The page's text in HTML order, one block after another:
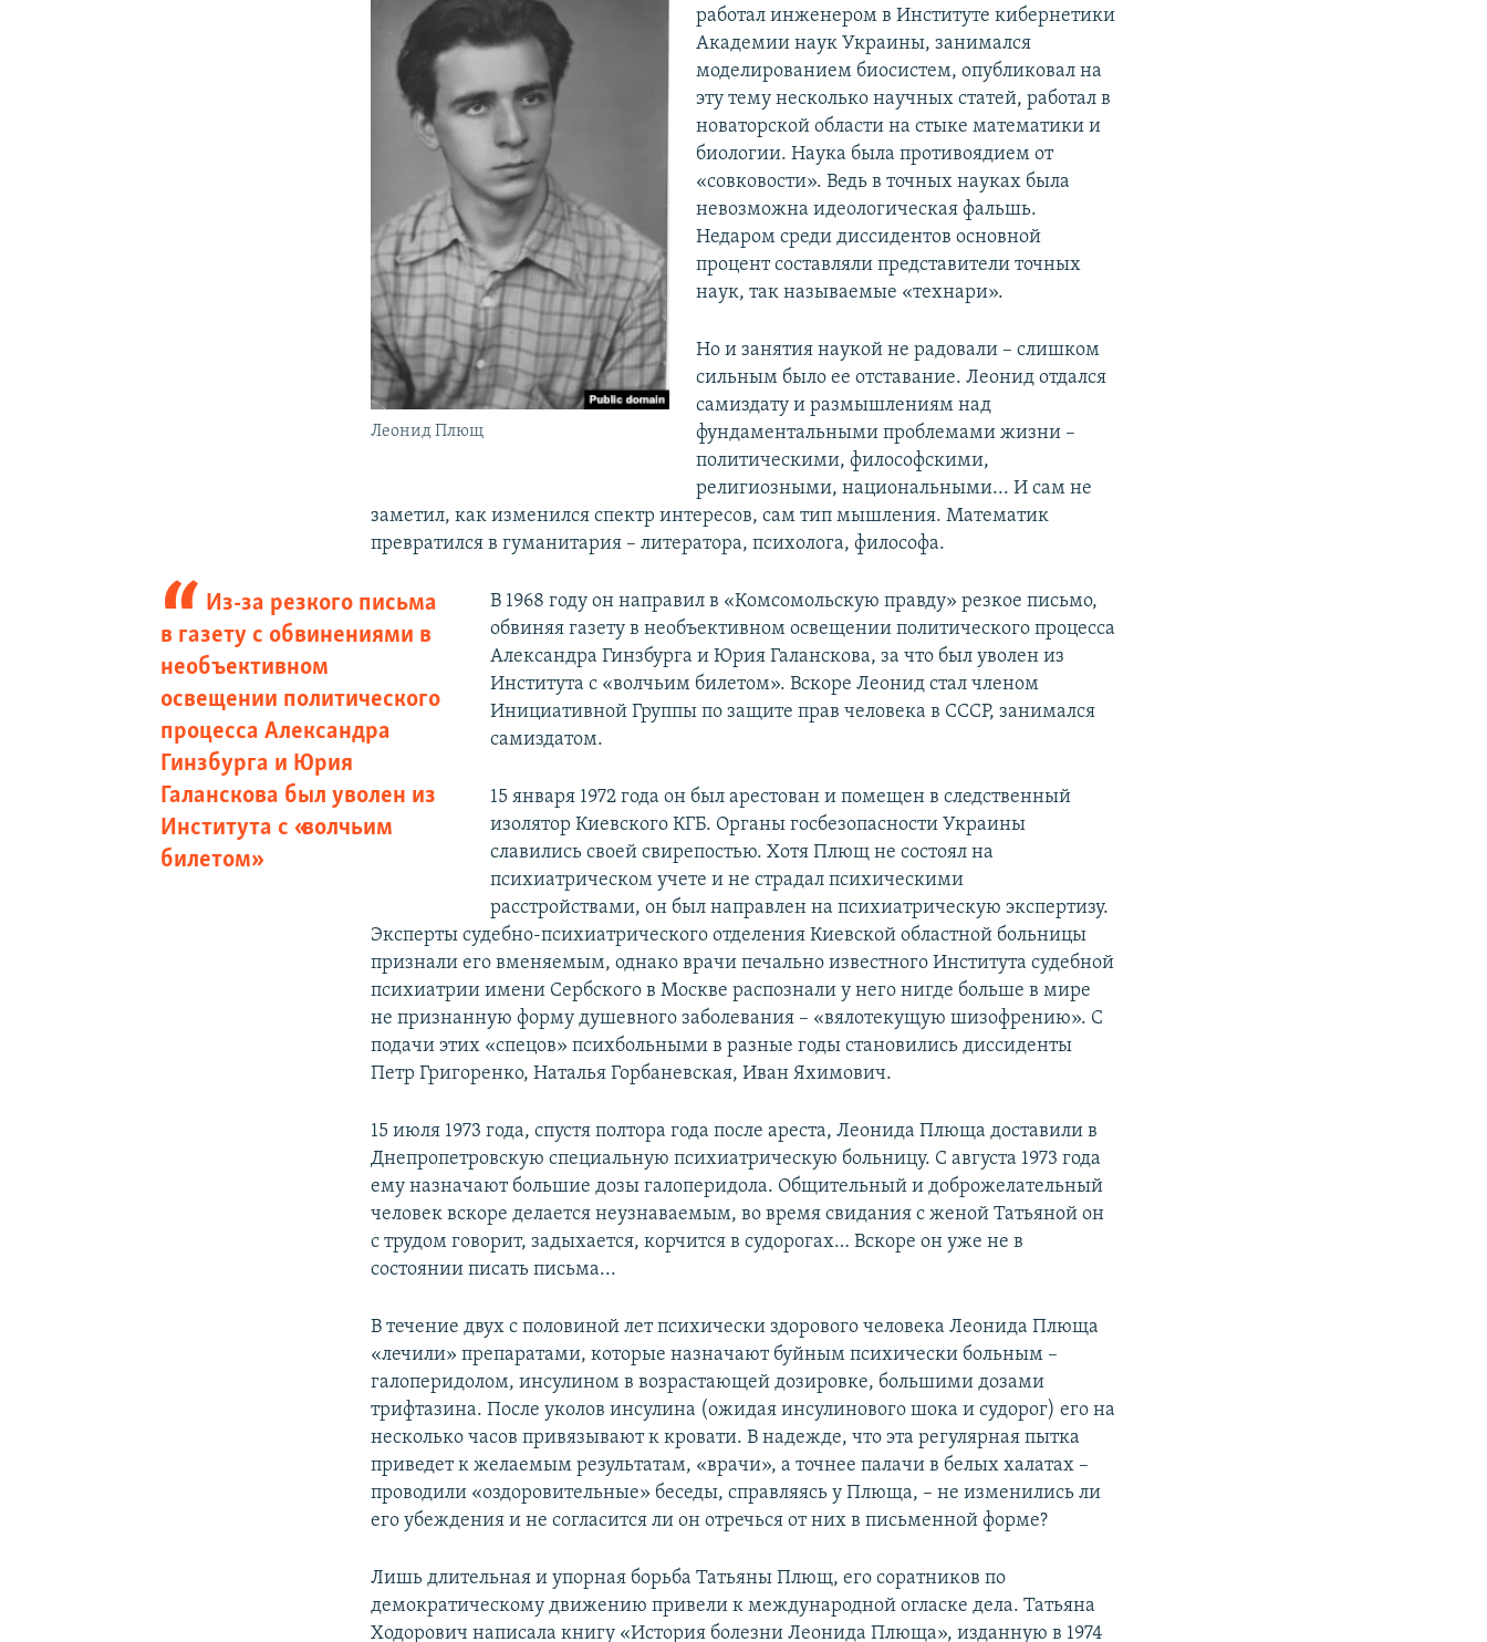
Леонид Плющ
работал инженером в Институте кибернетики
Академии наук Украины, занимался
моделированием биосистем, опубликовал на
эту тему несколько научных статей, работал в
новаторской области на стыке математики и
биологии. Наука была противоядием от
«совковости». Ведь в точных науках была
невозможна идеологическая фальшь.
Недаром среди диссидентов основной
процент составляли представители точных
наук, так называемые «технари».
Но и занятия наукой не радовали – слишком
сильным было ее отставание. Леонид отдался
самиздату и размышлениям над
фундаментальными проблемами жизни –
политическими, философскими,
религиозными, национальными... И сам не
заметил, как изменился спектр интересов, сам тип мышления. Математик
превратился в гуманитария – литератора, психолога, философа.
Из-за резкого письма
в газету с обвинениями в
необъективном
освещении политического
процесса Александра
Гинзбурга и Юрия
Галанскова был уволен из
Института с «волчьим
билетом»
В 1968 году он направил в «Комсомольскую правду» резкое письмо,
обвиняя газету в необъективном освещении политического процесса
Александра Гинзбурга и Юрия Галанскова, за что был уволен из
Института с «волчьим билетом». Вскоре Леонид стал членом
Инициативной Группы по защите прав человека в СССР, занимался
самиздатом.
15 января 1972 года он был арестован и помещен в следственный
изолятор Киевского КГБ. Органы госбезопасности Украины
славились своей свирепостью. Хотя Плющ не состоял на
психиатрическом учете и не страдал психическими
расстройствами, он был направлен на психиатрическую экспертизу.
Эксперты судебно-психиатрического отделения Киевской областной больницы
признали его вменяемым, однако врачи печально известного Института судебной
психиатрии имени Сербского в Москве распознали у него нигде больше в мире
не признанную форму душевного заболевания – «вялотекущую шизофрению». С
подачи этих «спецов» психбольными в разные годы становились диссиденты
Петр Григоренко, Наталья Горбаневская, Иван Яхимович.
15 июля 1973 года, спустя полтора года после ареста, Леонида Плюща доставили в
Днепропетровскую специальную психиатрическую больницу. С августа 1973 года
ему назначают большие дозы галоперидола. Общительный и доброжелательный
человек вскоре делается неузнаваемым, во время свидания с женой Татьяной он
с трудом говорит, задыхается, корчится в судорогах… Вскоре он уже не в
состоянии писать письма...
В течение двух с половиной лет психически здорового человека Леонида Плюща
«лечили» препаратами, которые назначают буйным психически больным –
галоперидолом, инсулином в возрастающей дозировке, большими дозами
трифтазина. После уколов инсулина (ожидая инсулинового шока и судорог) его на
несколько часов привязывают к кровати. В надежде, что эта регулярная пытка
приведет к желаемым результатам, «врачи», а точнее палачи в белых халатах –
проводили «оздоровительные» беседы, справляясь у Плюща, – не изменились ли
его убеждения и не согласится ли он отречься от них в письменной форме?
Лишь длительная и упорная борьба Татьяны Плющ, его соратников по
демократическому движению привели к международной огласке дела. Татьяна
Ходорович написала книгу «История болезни Леонида Плюща», изданную в 1974